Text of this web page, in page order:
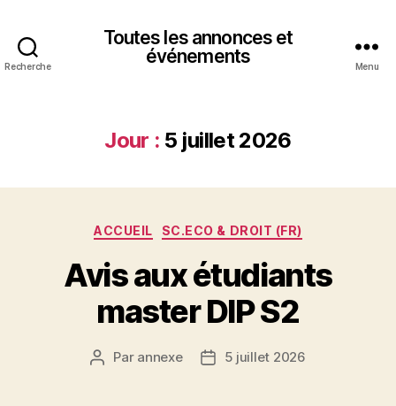
Recherche
Toutes les annonces et
événements
Menu
Jour : 5 juillet 2026
Catégories
ACCUEIL SC.ECO & DROIT (FR)
Avis aux étudiants
master DIP S2
Auteur
Par annexe
Date5 juillet 2026